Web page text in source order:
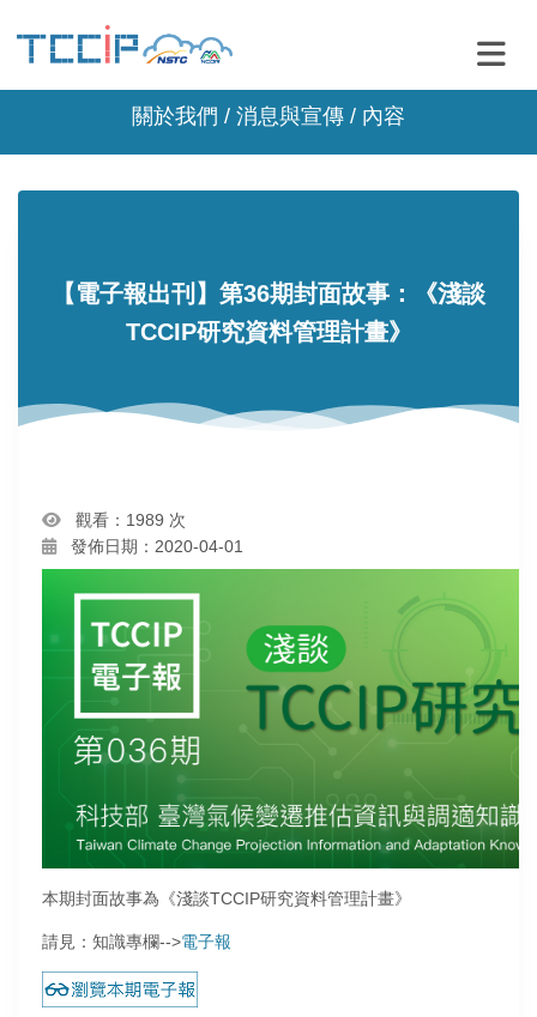
關於我們 / 消息與宣傳 / 內容
【電子報出刊】第36期封面故事：《淺談
TCCIP研究資料管理計畫》
觀看：1989 次
發佈日期：2020-04-01
本期封面故事為《淺談TCCIP研究資料管理計畫》
請見：知識專欄-->電子報